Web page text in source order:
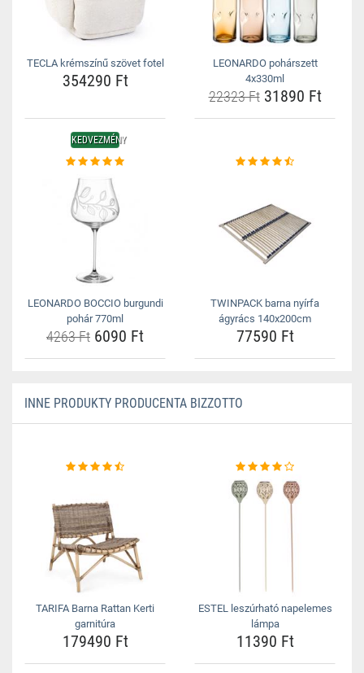
TECLA krémszínű szövet fotel
354290 Ft
LEONARDO pohárszett
4x330ml
22323 Ft31890 Ft
KEDVEZMÉNY
LEONARDO BOCCIO burgundi
pohár 770ml
4263 Ft 6090 Ft
TWINPACK barna nyírfa
ágyrács 140x200cm
77590 Ft
INNE PRODUKTY PRODUCENTA BIZZOTTO
TARIFA Barna Rattan Kerti
garnitúra
179490 Ft
ESTEL leszúrható napelemes
lámpa
11390 Ft